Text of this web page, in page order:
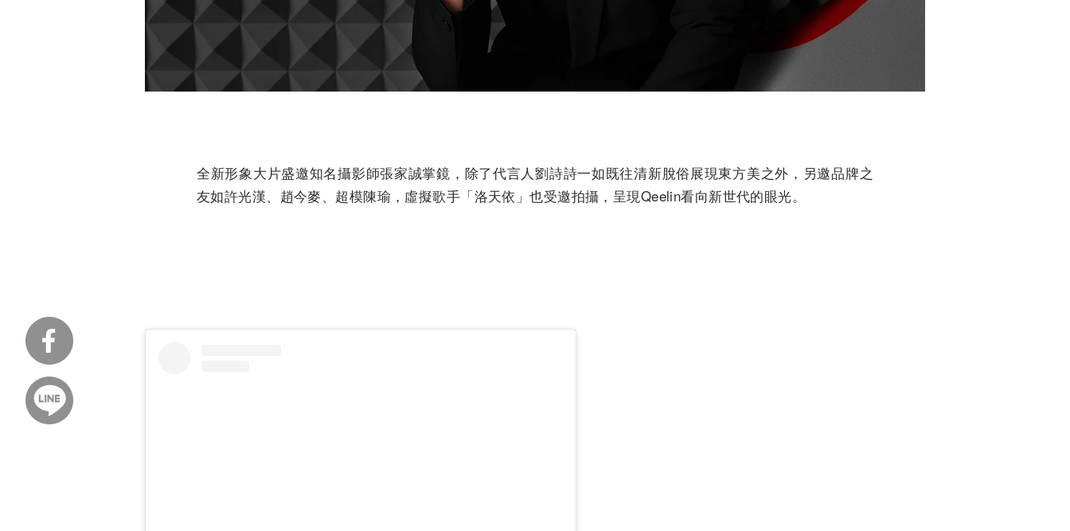
全新形象大片盛邀知名攝影師張家誠掌鏡，除了代言人劉詩詩一如既往清新脫俗展現東方美之外，另邀品牌之
友如許光漢、趙今麥、超模陳瑜，虛擬歌手「洛天依」也受邀拍攝，呈現Qeelin看向新世代的眼光。